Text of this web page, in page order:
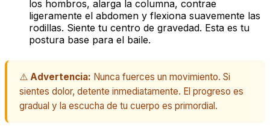
los hombros, alarga la columna, contrae
ligeramente el abdomen y flexiona suavemente las
rodillas. Siente tu centro de gravedad. Esta es tu
postura base para el baile.
⚠️ Advertencia: Nunca fuerces un movimiento. Si
sientes dolor, detente inmediatamente. El progreso es
gradual y la escucha de tu cuerpo es primordial.